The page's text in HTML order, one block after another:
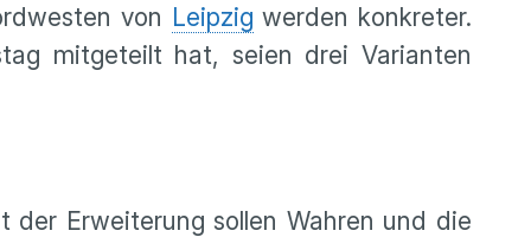
von Leipzig werden konkreter.
mitgeteilt hat, seien drei Varianten
Erweiterung sollen Wahren und die